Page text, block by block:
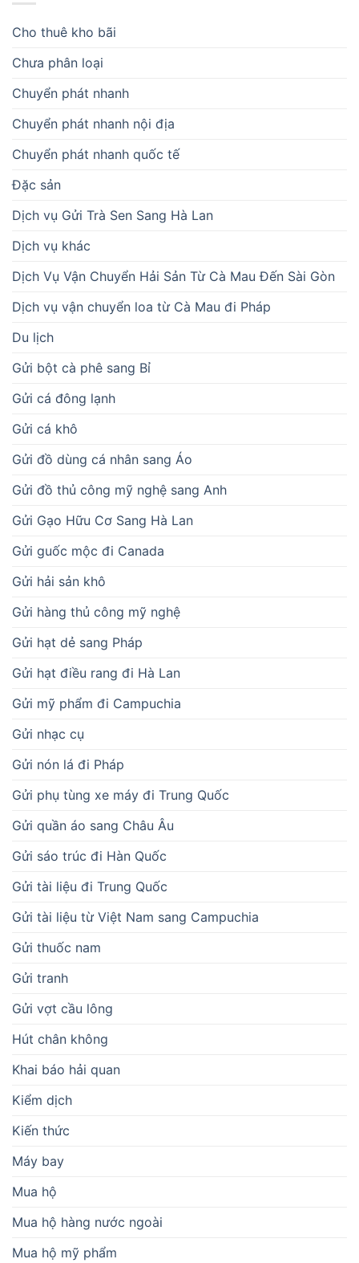
Cho thuê kho bãi
Chưa phân loại
Chuyển phát nhanh
Chuyển phát nhanh nội địa
Chuyển phát nhanh quốc tế
Đặc sản
Dịch vụ Gửi Trà Sen Sang Hà Lan
Dịch vụ khác
Dịch Vụ Vận Chuyển Hải Sản Từ Cà Mau Đến Sài Gòn
Dịch vụ vận chuyển loa từ Cà Mau đi Pháp
Du lịch
Gửi bột cà phê sang Bỉ
Gửi cá đông lạnh
Gửi cá khô
Gửi đồ dùng cá nhân sang Áo
Gửi đồ thủ công mỹ nghệ sang Anh
Gửi Gạo Hữu Cơ Sang Hà Lan
Gửi guốc mộc đi Canada
Gửi hải sản khô
Gửi hàng thủ công mỹ nghệ
Gửi hạt dẻ sang Pháp
Gửi hạt điều rang đi Hà Lan
Gửi mỹ phẩm đi Campuchia
Gửi nhạc cụ
Gửi nón lá đi Pháp
Gửi phụ tùng xe máy đi Trung Quốc
Gửi quần áo sang Châu Âu
Gửi sáo trúc đi Hàn Quốc
Gửi tài liệu đi Trung Quốc
Gửi tài liệu từ Việt Nam sang Campuchia
Gửi thuốc nam
Gửi tranh
Gửi vợt cầu lông
Hút chân không
Khai báo hải quan
Kiểm dịch
Kiến thức
Máy bay
Mua hộ
Mua hộ hàng nước ngoài
Mua hộ mỹ phẩm